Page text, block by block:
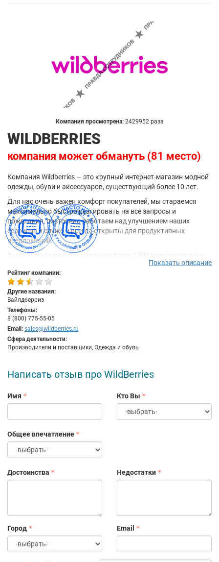
Компания просмотрена: 2429952 раза
WILDBERRIES
компания может обмануть (81 место)
Компания Wildberries — это крупный интернет-магазин модной
одежды, обуви и аксессуаров, существующий более 10 лет.
Для нас очень важен комфорт покупателей, мы стараемся
максимально быстро реагировать на все запросы и
пожелания, постоянно работаем над улучшением наших
сервисов и служб и всегда открыты для продуктивных
предложений.
В нашем каталоге представлено более 1900 ведущих модных
брендов со всего мира. Компания Wildberries напрямую
сотрудничает с производителями одежды и официальными
дистрибьюторами, поэтому мы гарантируем Вам подлинность
и высочайшее качество представленных товаров.
Мы предлагаем Вам более 100 000 моделей стильной женской,
мужской и детской одежды, обуви и аксессуаров, от лучших
модных фасонов стиля casual до последних новинок из мира
высокой моды. Наш каталог пополняется новыми товарами
ежедневно.
Показать описание
Рейтинг компании:
Другие названия:
Вайлдберриз
Телефоны:
8 (800) 775-55-05
Email: sales@wildberries.ru
Сфера деятельности:
Производители и поставщики, Одежда и обувь
Написать отзыв про WildBerries
Имя Кто Вы
Общее впечатление
Достоинства Недостатки
Город Email